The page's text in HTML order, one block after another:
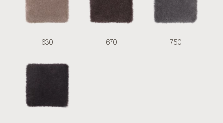
630 670 750